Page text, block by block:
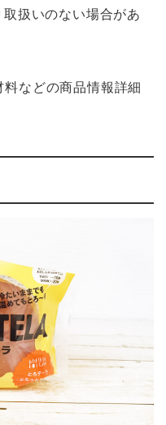
取扱いのない場合があ
などの商品情報詳細